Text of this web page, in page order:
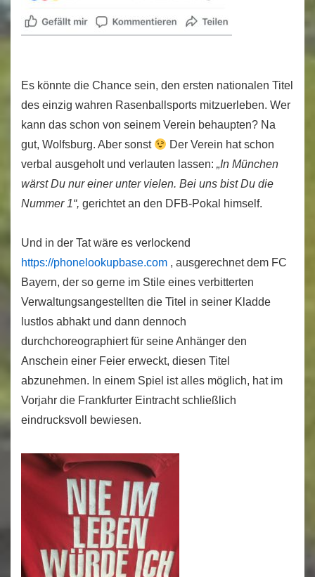
Es könnte die Chance sein, den ersten nationalen Titel
des einzig wahren Rasenballsports mitzuerleben. Wer
kann das schon von seinem Verein behaupten? Na
gut, Wolfsburg. Aber sonst
Der Verein hat schon
verbal ausgeholt und verlauten lassen: „In München
wärst Du nur einer unter vielen. Bei uns bist Du die
Nummer 1“, gerichtet an den DFB-Pokal himself.
Und in der Tat wäre es verlockend
https://phonelookupbase.com , ausgerechnet dem FC
Bayern, der so gerne im Stile eines verbitterten
Verwaltungsangestellten die Titel in seiner Kladde
lustlos abhakt und dann dennoch
durchchoreographiert für seine Anhänger den
Anschein einer Feier erweckt, diesen Titel
abzunehmen. In einem Spiel ist alles möglich, hat im
Vorjahr die Frankfurter Eintracht schließlich
eindrucksvoll bewiesen.